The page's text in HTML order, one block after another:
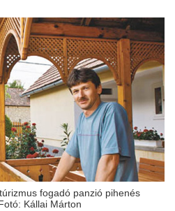
fogadó panzió pihenés
Kállai Márton